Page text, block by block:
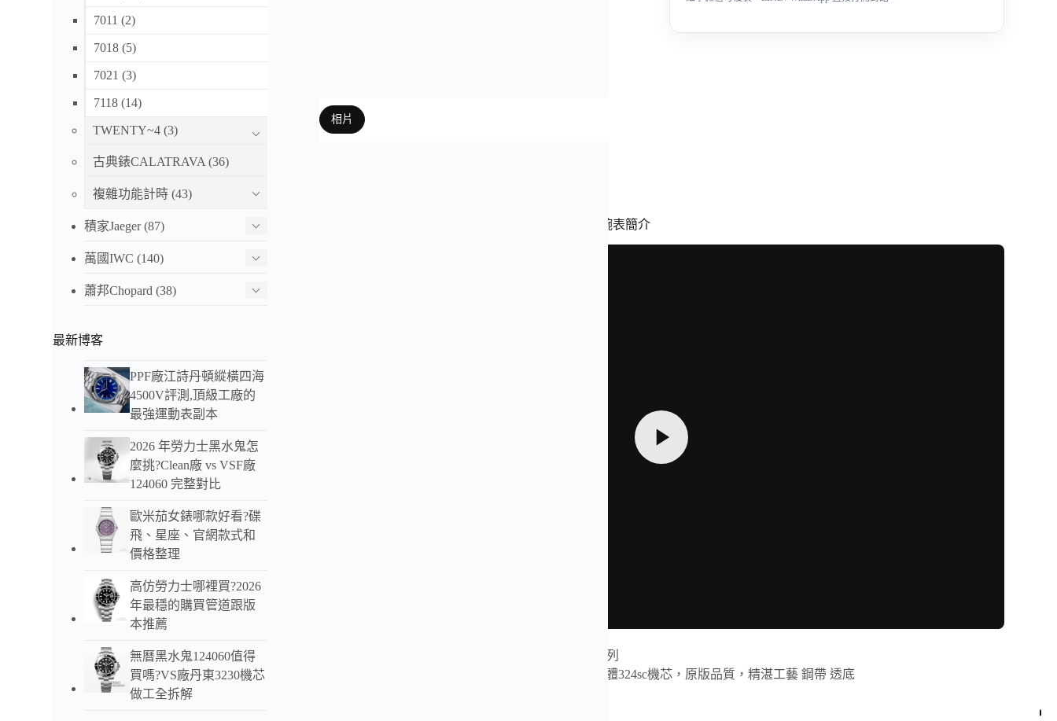
相片
鸚鵡螺綠盤腕表簡介
3K鸚鵡螺5711/1A-014綠面男表 百達翡麗運動優雅系列
最強鋼王3K百達翡麗鸚鵡螺 男士機械手表 真正的一體324sc機芯，原版品質，精湛工藝 鋼帶 透底
7011 (2)
7018 (5)
7021 (3)
7118 (14)
TWENTY~4 (3)
古典錶CALATRAVA (36)
複雜功能計時 (43)
積家Jaeger(87)
萬國IWC (140)
蕭邦Chopard (38)
最新博客
PPF廠江詩丹頓縱橫四海
4500V評測,頂級工廠的
最強運動表副本
2026 年勞力士黑水鬼怎
麼挑?Clean廠 vs VSF廠
124060 完整對比
歐米茄女錶哪款好看?碟
飛、星座、官網款式和
價格整理
高仿勞力士哪裡買?2026
年最穩的購買管道跟版
本推薦
無曆黑水鬼124060值得
買嗎?VS廠丹東3230機芯
做工全拆解